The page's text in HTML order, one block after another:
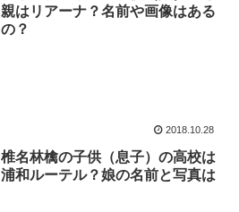
親はリアーナ？名前や画像はある
の？
2018.10.28
椎名林檎の子供（息子）の高校は
浦和ルーテル？娘の名前と写真は